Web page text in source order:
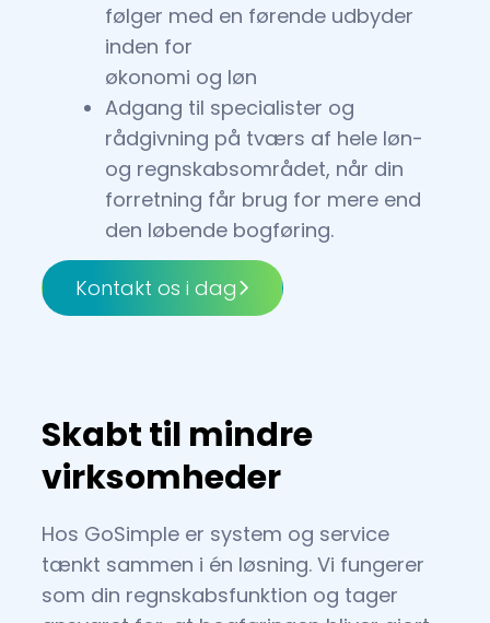
følger med en førende udbyder
inden for
økonomi og løn
Adgang til specialister og
rådgivning på tværs af hele løn-
og regnskabsområdet, når din
forretning får brug for mere end
den løbende bogføring.
Kontakt os i dag
Skabt til mindre
virksomheder
Hos GoSimple er system og service
tænkt sammen i én løsning. Vi fungerer
som din regnskabsfunktion og tager